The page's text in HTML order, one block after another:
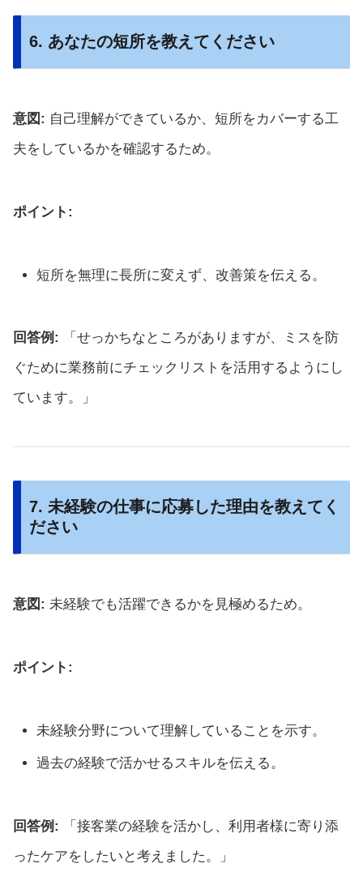
6. あなたの短所を教えてください
意図: 自己理解ができているか、短所をカバーする工
夫をしているかを確認するため。
ポイント:
短所を無理に長所に変えず、改善策を伝える。
回答例:
「せっかちなところがありますが、ミスを防
ぐために業務前にチェックリストを活用するようにし
ています。」
7. 未経験の仕事に応募した理由を教えてく
ださい
意図: 未経験でも活躍できるかを見極めるため。
ポイント:
未経験分野について理解していることを示す。
過去の経験で活かせるスキルを伝える。
回答例:
「接客業の経験を活かし、利用者様に寄り添
ったケアをしたいと考えました。」